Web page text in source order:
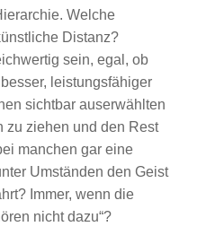
Welche
Distanz?
sein, egal, ob
leistungsfähiger
sichtbar auserwählten
zu ziehen und den Rest
manchen gar eine
Umständen den Geist
Immer, wenn die
nicht dazu“?